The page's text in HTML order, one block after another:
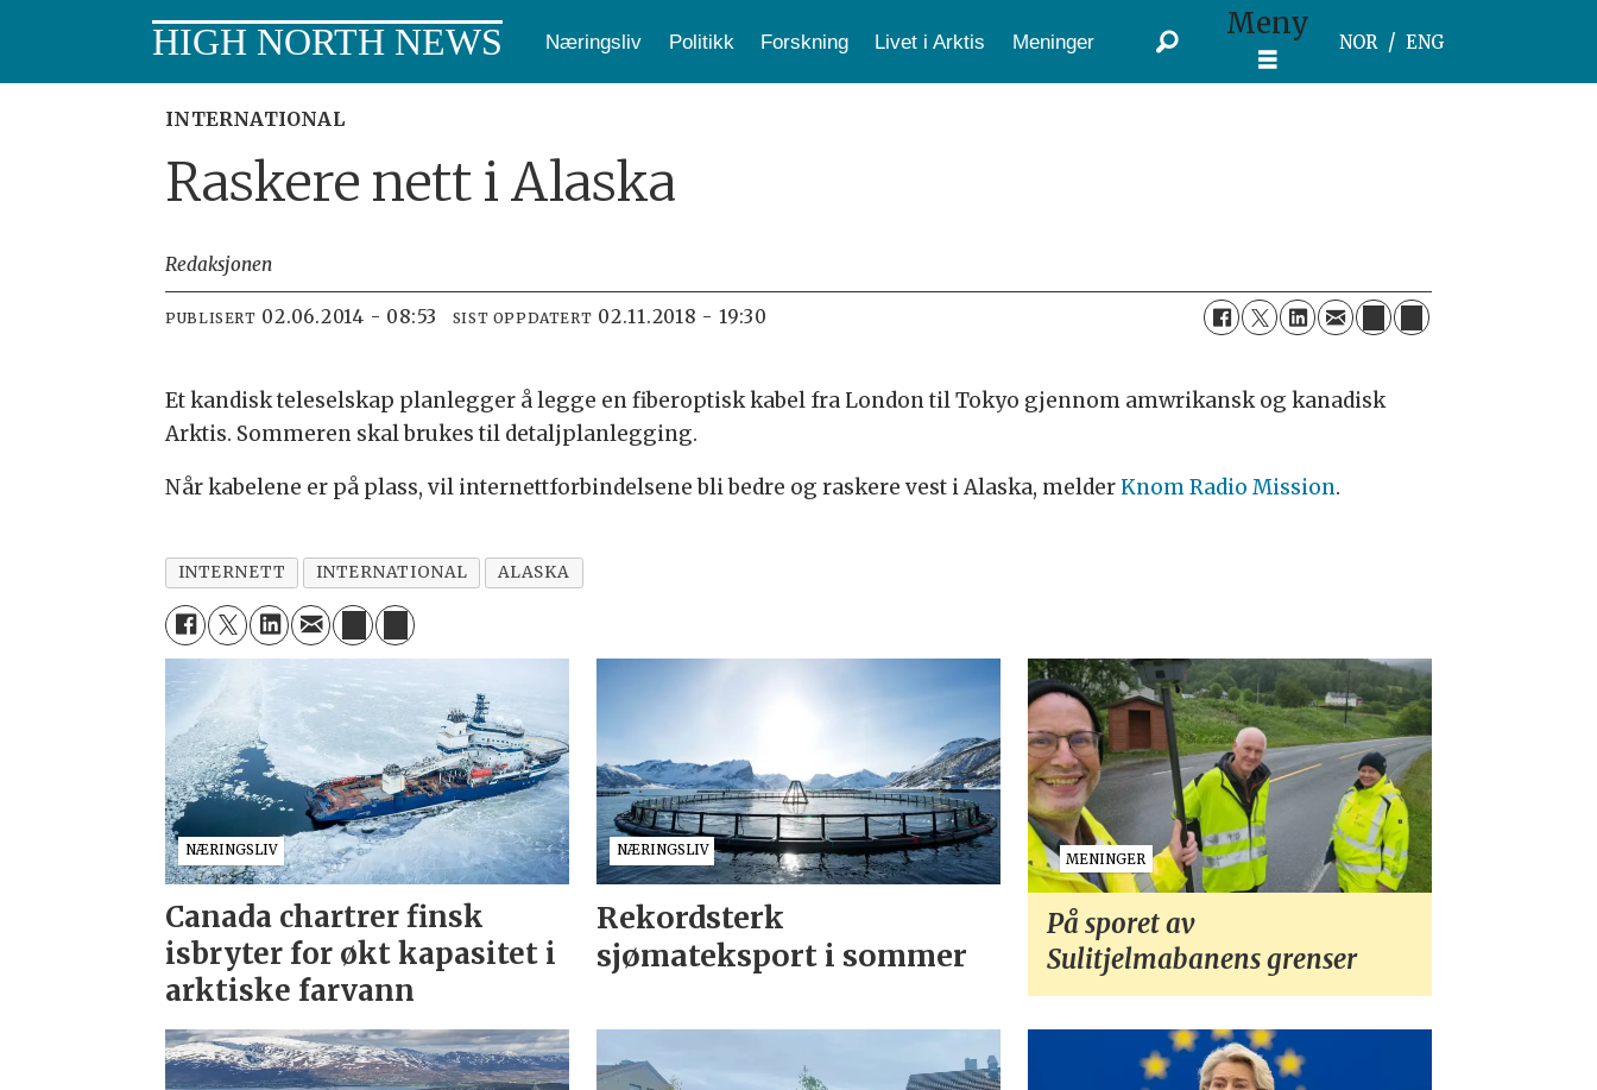
HIGH NORTH NEWS Næringsliv Politikk Forskning Livet i Arktis Meninger Meny
NOR ENG
INTERNATIONAL
Raskere nett i Alaska
Redaksjonen
PUBLISERT 02.06.2014 - 08:53 SIST OPPDATERT 02.11.2018 - 19:30
Et kandisk teleselskap planlegger å legge en fiberoptisk kabel fra London til Tokyo gjennom amwrikansk og kanadisk
Arktis. Sommeren skal brukes til detaljplanlegging.
Når kabelene er på plass, vil internettforbindelsene bli bedre og raskere vest i Alaska, melder Knom Radio Mission.
INTERNETT INTERNATIONAL ALASKA
NÆRINGSLIV
Canada chartrer finsk
isbryter for økt kapasitet i
arktiske farvann
NÆRINGSLIV
Rekordsterk
sjømateksport i sommer
MENINGER
På sporet av
Sulitjelmabanens grenser